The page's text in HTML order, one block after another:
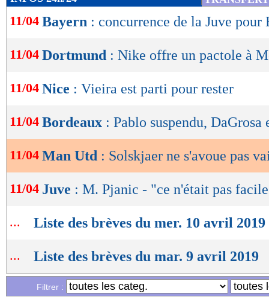
de
lecture
OK
11/04 Bayern : concurrence de la Juve pour
11/04 Dortmund : Nike offre un pactole à
11/04 Nice : Vieira est parti pour rester
11/04 Bordeaux : Pablo suspendu, DaGrosa
11/04 Man Utd : Solskjaer ne s'avoue pas
11/04 Juve : M. Pjanic - "ce n'était pas
... Liste des brèves du mer. 10 avril 2019
... Liste des brèves du mar. 9 avril 2019
Filtrer :